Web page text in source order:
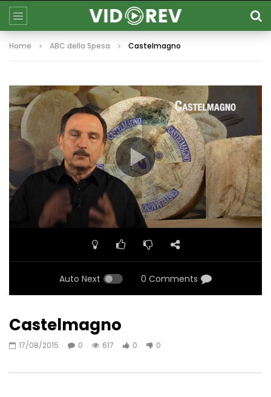
Home ABC della Spesa Castelmagno
Auto Next 0 Comments
Castelmagno
17/08/2015 0 617 0 0